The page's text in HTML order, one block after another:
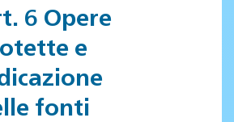
6 Opere
e
fonti